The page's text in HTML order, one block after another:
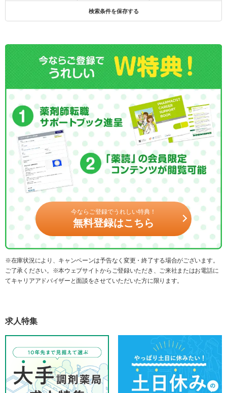
検索条件を保存する
今ならご登録でうれしい特典！
無料登録はこちら
※在庫状況により、キャンペーンは予告なく変更・終了する場合がございます。
ご了承ください。※本ウェブサイトからご登録いただき、ご来社またはお電話に
てキャリアアドバイザーと面談をさせていただいた方に限ります。
求人特集